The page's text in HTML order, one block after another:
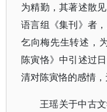
为精勤，其著述散
语言组《集刊》者
乞向梅先生转述，
陈寅恪》中引述过
清对陈寅恪的感情，
王瑶关于中古